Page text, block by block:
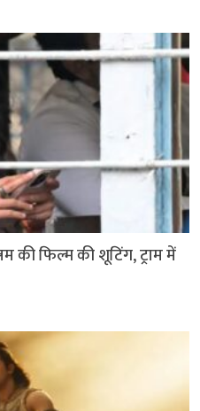
की फिल्म की शूटिंग, ट्राम में